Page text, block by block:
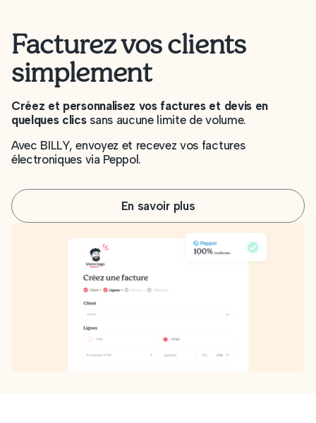
Facturez vos clients
simplement
Créez et personnalisez vos factures et devis en
quelques clicssans aucune limite de volume.
Avec BILLY, envoyez et recevez vos factures
électroniques via Peppol.
En savoir plus